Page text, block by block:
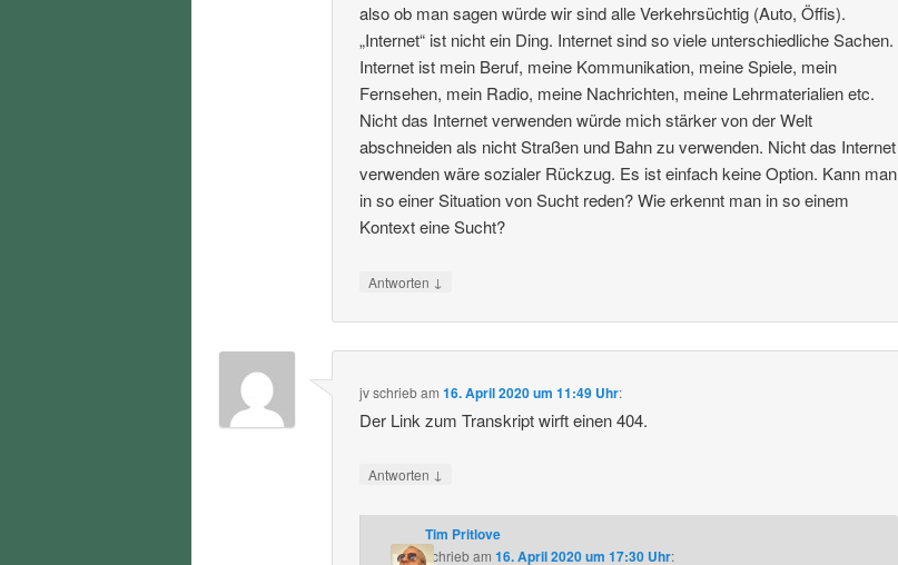
also ob man sagen würde wir sind alle Verkehrsüchtig (Auto, Öffis).
„Internet“ ist nicht ein Ding. Internet sind so viele unterschiedliche Sachen.
Internet ist mein Beruf, meine Kommunikation, meine Spiele, mein
Fernsehen, mein Radio, meine Nachrichten, meine Lehrmaterialien etc.
Nicht das Internet verwenden würde mich stärker von der Welt
abschneiden als nicht Straßen und Bahn zu verwenden. Nicht das Internet
verwenden wäre sozialer Rückzug. Es ist einfach keine Option. Kann man
in so einer Situation von Sucht reden? Wie erkennt man in so einem
Kontext eine Sucht?
Antworten ↓
jvschriebam16. April 2020 um 11:49 Uhr:
Der Link zum Transkript wirft einen 404.
Antworten ↓
Tim Pritlove
schriebam 16. April 2020 um 17:30 Uhr: